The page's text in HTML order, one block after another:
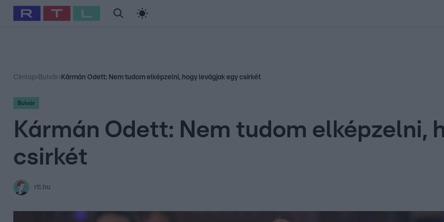
Babits Marcella Szellő István Most Wanted
Címlap› Bulvár› Kármán Odett: Nem tudom elképzelni, hogy levágjak egy csirkét
Bulvár
Kármán Odett: Nem tudom elképzelni,
csirkét
rtl.hu